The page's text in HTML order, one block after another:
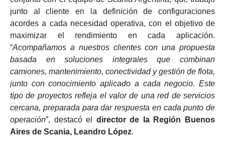
junto al cliente en la definición de configuraciones
acordes a cada necesidad operativa, con el objetivo de
maximizar el rendimiento en cada aplicación.
“Acompañamos a nuestros clientes con una propuesta
basada en soluciones integrales que combinan
camiones, mantenimiento, conectividad y gestión de flota,
junto con conocimiento aplicado a cada negocio. Este
tipo de proyectos refleja el valor de una red de servicios
cercana, preparada para dar respuesta en cada punto de
operación”, destacó el director de la Región Buenos
Aires de Scania, Leandro López.